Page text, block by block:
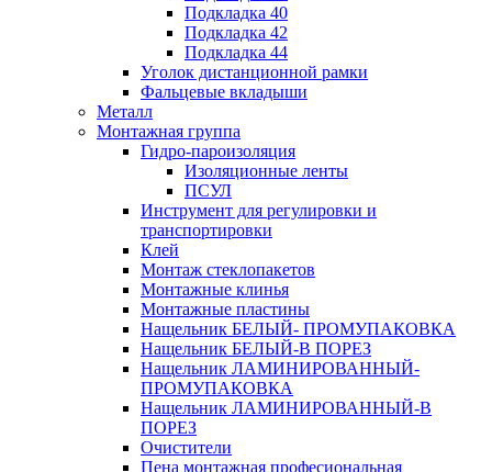
Подкладка 40
Подкладка 42
Подкладка 44
Уголок дистанционной рамки
Фальцевые вкладыши
Металл
Монтажная группа
Гидро-пароизоляция
Изоляционные ленты
ПСУЛ
Инструмент для регулировки и
транспортировки
Клей
Монтаж стеклопакетов
Монтажные клинья
Монтажные пластины
Нащельник БЕЛЫЙ- ПРОМУПАКОВКА
Нащельник БЕЛЫЙ-В ПОРЕЗ
Нащельник ЛАМИНИРОВАННЫЙ-
ПРОМУПАКОВКА
Нащельник ЛАМИНИРОВАННЫЙ-В
ПОРЕЗ
Очистители
Пена монтажная професиональная